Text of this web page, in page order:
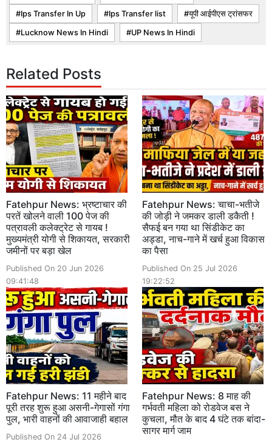
Ips Transfer In Up Ips Transfer list यूपी आईपीएस ट्रांसफर
Lucknow News In Hindi UP News In Hindi
Related Posts
Fatehpur News: भ्रष्टाचार की
परतें खोलने वाली 100 पेज की
पत्रावली कलेक्ट्रेट से गायब !
मुख्यमंत्री योगी से शिकायत, सरकारी
जमीनों पर बड़ा खेल
Published On 20 Jun 2026
09:41:48
Fatehpur News: चाचा-भतीजे
की जोड़ी ने जमकर डाली डकैती !
सैफई बन गया था सिंडीकेट का
अड्डा, नाच-गाने में खर्च हुआ विकास
का पैसा
Published On 25 Jul 2026
19:22:52
Fatehpur News: 11 महीने बाद
पूरी तरह शुरू हुआ असनी-गेगासों गंगा
पुल, भारी वाहनों की आवाजाही बहाल
Published On 24 Jul 2026
Fatehpur News: 8 माह की
गर्भवती महिला को रोडवेज बस ने
कुचला, मौत के बाद 4 घंटे तक बांदा-
सागर मार्ग जाम